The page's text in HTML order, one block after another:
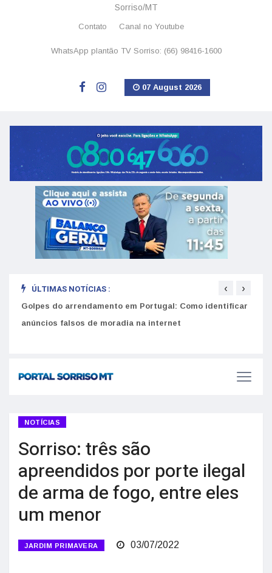
Sorriso/MT
Contato Canal no Youtube
WhatsApp plantão TV Sorriso: (66) 98416-1600
07 August 2026
ÚLTIMAS NOTÍCIAS :
Golpes do arrendamento em Portugal: Como identificar
anúncios falsos de moradia na internet
‹ ›
NOTÍCIAS
Sorriso: três são
apreendidos por porte ilegal
de arma de fogo, entre eles
um menor
JARDIM PRIMAVERA 03/07/2022